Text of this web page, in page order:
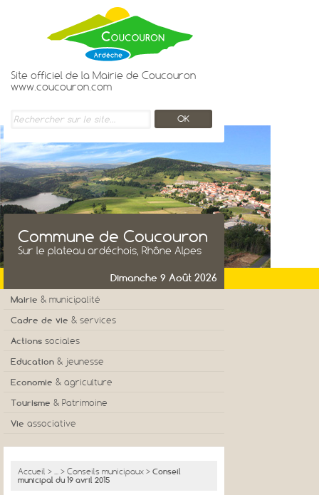
Commune de Coucouron
Sur le plateau ardéchois, Rhône Alpes
Dimanche 9 Août 2026
Mairie & municipalité
Cadre de vie & services
Actions sociales
Education & jeunesse
Economie & agriculture
Tourisme & Patrimoine
Vie associative
Accueil > ... > Conseils municipaux > Conseil
municipal du 19 avril 2015
Site officiel de la Mairie de Coucouron
www.coucouron.com